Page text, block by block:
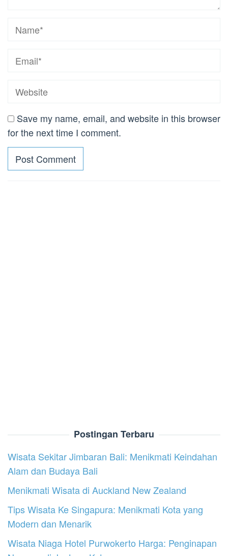
Save my name, email, and website in this browser
for the next time I comment.
Postingan Terbaru
Wisata Sekitar Jimbaran Bali: Menikmati Keindahan
Alam dan Budaya Bali
Menikmati Wisata di Auckland New Zealand
Tips Wisata Ke Singapura: Menikmati Kota yang
Modern dan Menarik
Wisata Niaga Hotel Purwokerto Harga: Penginapan